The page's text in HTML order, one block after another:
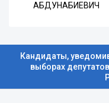
АБДУНАБИЕВИЧ
Кандидаты,
выборах